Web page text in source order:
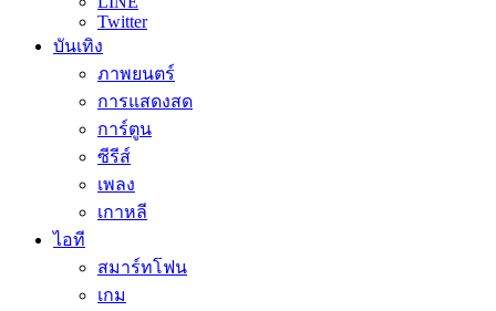
Twitter
บันเทิง
ภาพยนตร์
การแสดงสด
การ์ตูน
ซีรีส์
เพลง
เกาหลี
ไอที
สมาร์ทโฟน
เกม